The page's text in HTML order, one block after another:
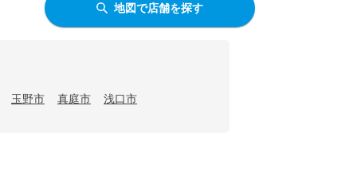
地図で店舗を探す
玉野市 真庭市 浅口市